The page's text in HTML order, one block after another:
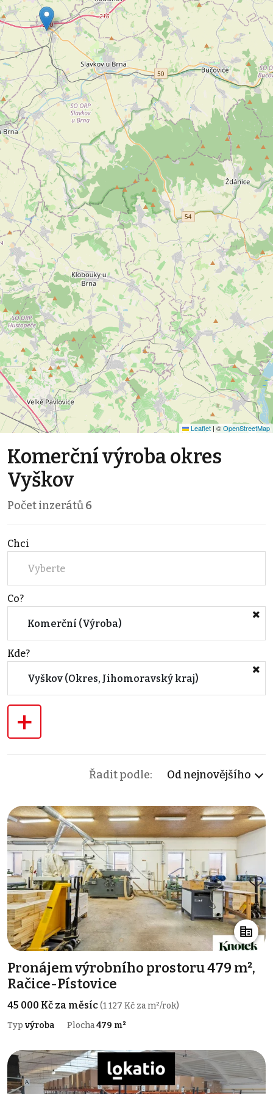
Leaflet | ©OpenStreetMap
Komerční výroba okres
Vyškov
Počet inzerátů6
Chci
Vyberte
Co?
Komerční (Výroba)
Kde?
Vyškov (Okres, Jihomoravský kraj)
+
Řadit podle: Od nejnovějšího
Pronájem výrobního prostoru 479 m²,
Račice-Pístovice
45 000 Kč za měsíc(1 127 Kč za m²/rok)
Typ výroba Plocha479 m²